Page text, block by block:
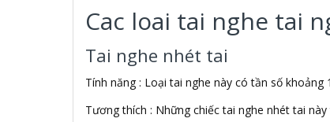
Ai Home
Aiborg
Aibot
AIPTEK
Cac loai tai nghe tai
Tai nghe nhét tai
Tính năng : Loại tai nghe này có tần số
Tương thích : Những chiếc tai nghe nhét tai